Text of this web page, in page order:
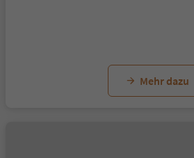
Mehr dazu